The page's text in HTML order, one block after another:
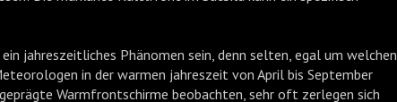
jahreszeitliches Phänomen sein, denn selten, egal um welchen
in der warmen jahreszeit von April bis September
Warmfrontschirme beobachten, sehr oft zerlegen sich